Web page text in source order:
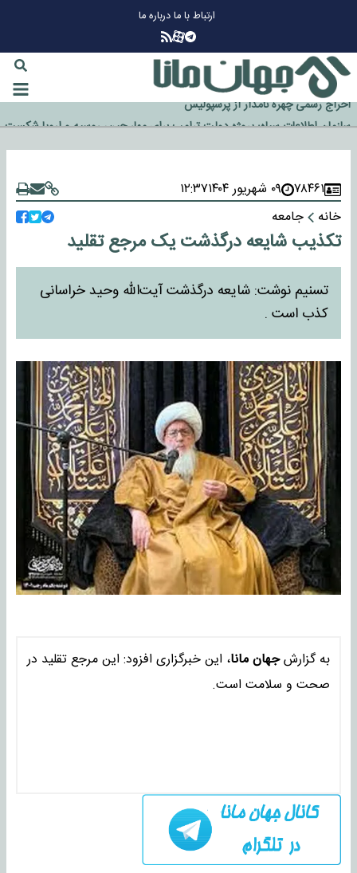
ارتباط با مادرباره ما
گزینه جدایی اوسمار روی میز مدیران پرسپولیس
آیا رئیس جمهور آمریکا قانون را دور می‌زند؟
اخراج رسمی چهره نامدار از پرسپولیس
سازمان اطلاعات سپاه: پروژه دولت ترامپ برای مهار چین، روسیه و اروپا شکست
خورد
۷۸۴۶۱ ۰۹ شهریور ۱۴۰۴
۱۲:۳۷
خانه
جامعه
تکذیب شایعه درگذشت یک مرجع تقلید
تسنیم نوشت: شایعه درگذشت آیت‌الله وحید خراسانی
کذب است .
به گزارشجهان مانا، این خبرگزاری افزود: این مرجع تقلید در
صحت و سلامت است.